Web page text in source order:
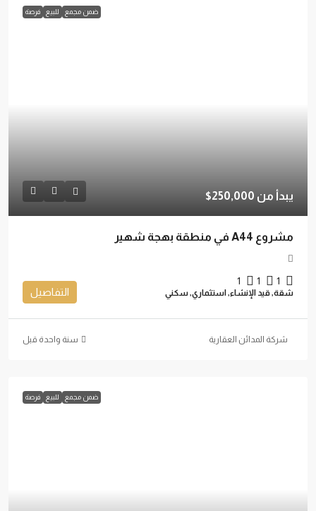
ضمن مجمع للبيع فرصة
يبدأ من250,000$
مشروع A44 في منطقة بهجة شهير
شقة, قيد الإنشاء, استثماري, سكني التفاصيل
شركة المدائن العقارية ‏سنة واحدة قبل
ضمن مجمع للبيع فرصة